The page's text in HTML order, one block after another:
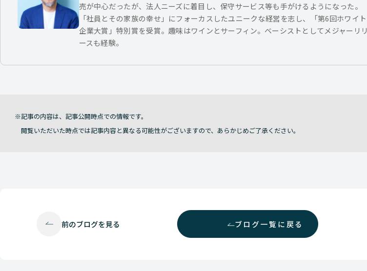
売が中心だったが、法人ニーズに着目し、保守サービス等も手がけるようになった。
「社員とその家族の幸せ」にフォーカスしたユニークな経営を志し、「第6回ホワイト
企業大賞」特別賞を受賞。趣味はワインとサーフィン。ベーシストとしてメジャーリリ
ースも経験。
記事の内容は、記事公開時点での情報です。
閲覧いただいた時点では記事内容と異なる可能性がございますので、あらかじめご了承ください。
前のブログを見る ブログ一覧に戻る